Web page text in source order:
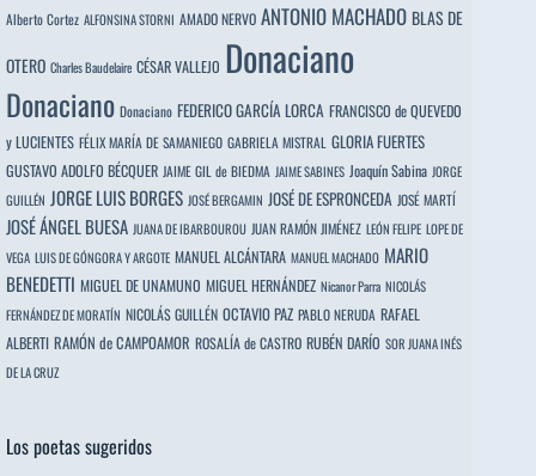
Alberto Cortez ALFONSINA STORNI AMADO NERVO ANTONIO MACHADO BLAS DE
OTERO Charles Baudelaire CÉSAR VALLEJO Donaciano
Donaciano Donaciano FEDERICO GARCÍA LORCA FRANCISCO de QUEVEDO
y LUCIENTES FÉLIX MARÍA DE SAMANIEGO GABRIELA MISTRAL GLORIA FUERTES
GUSTAVO ADOLFO BÉCQUER JAIME GIL de BIEDMA JAIME SABINES Joaquín Sabina JORGE
GUILLÉN JORGE LUIS BORGES JOSÉ BERGAMIN JOSÉ DE ESPRONCEDA JOSÉ MARTÍ
JOSÉ ÁNGEL BUESA JUANA DE IBARBOUROU JUAN RAMÓN JIMÉNEZ LEÓN FELIPE LOPE DE
VEGA LUIS DE GÓNGORA Y ARGOTE MANUEL ALCÁNTARA MANUEL MACHADO MARIO
BENEDETTI MIGUEL DE UNAMUNO MIGUEL HERNÁNDEZ Nicanor Parra NICOLÁS
FERNÁNDEZ DE MORATÍN NICOLÁS GUILLÉN OCTAVIO PAZ PABLO NERUDA RAFAEL
ALBERTI RAMÓN de CAMPOAMOR ROSALÍA de CASTRO RUBÉN DARÍO SOR JUANA INÉS
DE LA CRUZ
Los poetas sugeridos